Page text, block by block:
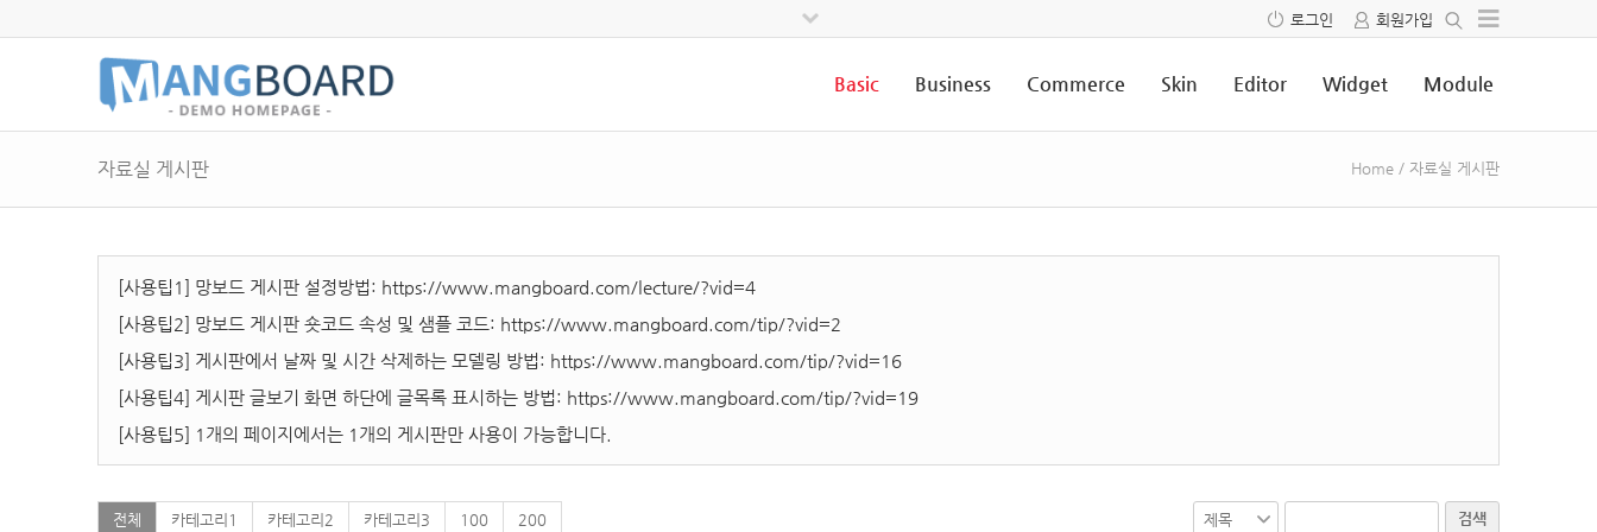
로그인 회원가입
Basic Business Commerce Skin Editor Widget Module
자료실 게시판 Home / 자료실 게시판
[사용팁1] 망보드 게시판 설정방법: https://www.mangboard.com/lecture/?vid=4
[사용팁2] 망보드 게시판 숏코드 속성 및 샘플 코드: https://www.mangboard.com/tip/?vid=2
[사용팁3] 게시판에서 날짜 및 시간 삭제하는 모델링 방법: https://www.mangboard.com/tip/?vid=16
[사용팁4] 게시판 글보기 화면 하단에 글목록 표시하는 방법: https://www.mangboard.com/tip/?vid=19
[사용팁5] 1개의 페이지에서는 1개의 게시판만 사용이 가능합니다.
전체 카테고리1 카테고리2 카테고리3 100 200 검색